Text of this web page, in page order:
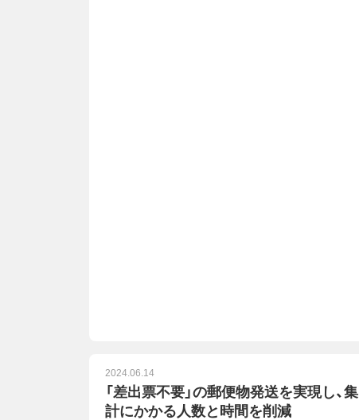
2024.06.14
「差出票不要」の郵便物発送を実現し、集
計にかかる人数と時間を削減